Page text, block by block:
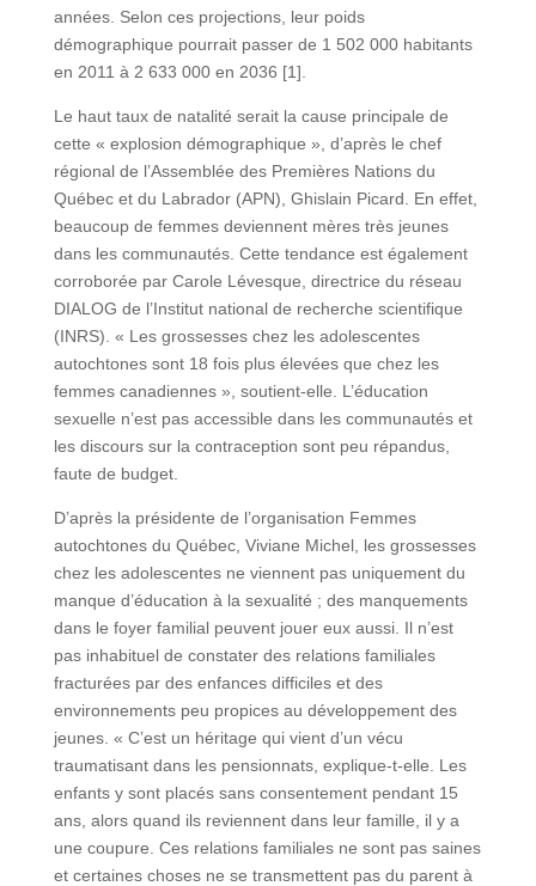
années. Selon ces projections, leur poids
démographique pourrait passer de 1 502 000 habitants
en 2011 à 2 633 000 en 2036 [1].
Le haut taux de natalité serait la cause principale de
cette « explosion démographique », d’après le chef
régional de l’Assemblée des Premières Nations du
Québec et du Labrador (APN), Ghislain Picard. En effet,
beaucoup de femmes deviennent mères très jeunes
dans les communautés. Cette tendance est également
corroborée par Carole Lévesque, directrice du réseau
DIALOG de l’Institut national de recherche scientifique
(INRS). « Les grossesses chez les adolescentes
autochtones sont 18 fois plus élevées que chez les
femmes canadiennes », soutient-elle. L’éducation
sexuelle n’est pas accessible dans les communautés et
les discours sur la contraception sont peu répandus,
faute de budget.
D’après la présidente de l’organisation Femmes
autochtones du Québec, Viviane Michel, les grossesses
chez les adolescentes ne viennent pas uniquement du
manque d’éducation à la sexualité ; des manquements
dans le foyer familial peuvent jouer eux aussi. Il n’est
pas inhabituel de constater des relations familiales
fracturées par des enfances difficiles et des
environnements peu propices au développement des
jeunes. « C’est un héritage qui vient d’un vécu
traumatisant dans les pensionnats, explique-t-elle. Les
enfants y sont placés sans consentement pendant 15
ans, alors quand ils reviennent dans leur famille, il y a
une coupure. Ces relations familiales ne sont pas saines
et certaines choses ne se transmettent pas du parent à